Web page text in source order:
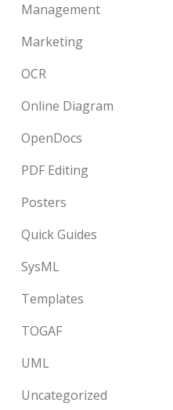
Management
Marketing
OCR
Online Diagram
OpenDocs
PDF Editing
Posters
Quick Guides
SysML
Templates
TOGAF
UML
Uncategorized